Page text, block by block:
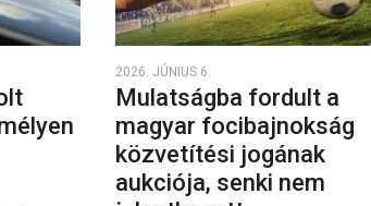
2026. JÚNIUS 6.
Mulatságba fordult a
magyar focibajnokság
közvetítési jogának
aukciója, senki nem